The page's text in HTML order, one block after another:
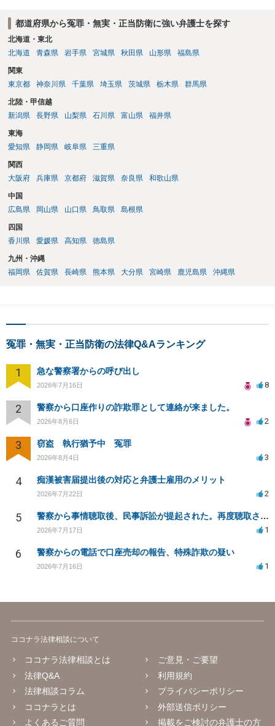
都道府県から冤罪・無実・正当防衛に強い弁護士を探す
北海道・東北
北海道
青森県 岩手県 宮城県 秋田県 山形県 福島県
関東
東京都
神奈川県 千葉県 埼玉県 茨城県 栃木県 群馬県
北陸・甲信越
新潟県
長野県 山梨県 石川県 富山県 福井県
東海
愛知県
静岡県 岐阜県 三重県
関西
大阪府
兵庫県 京都府 滋賀県 奈良県 和歌山県
中国
広島県
岡山県 山口県 鳥取県 島根県
四国
香川県
愛媛県 高知県 徳島県
九州・沖縄
福岡県
佐賀県 長崎県 熊本県 大分県 宮崎県 鹿児島県 沖縄県
冤罪・無実・正当防衛の法律Q&Aランキング
1 急な警察署からの呼び出し
2026年7月16日 8
2 警察から口座作りの詐欺罪として連絡が来ました。
2026年8月6日 2
3 窃盗 執行猶予中 冤罪
2026年8月4日 3
4 痴漢被害届提出後の対応と弁護士雇用のメリット
2026年7月22日 2
5 警察から事情聴取後、民事訴訟が提起された。再度聴取される可能性は？
2026年7月17日 1
6 警察からの電話で口座売却の報告、特殊詐欺の疑い
2026年7月16日 1
ココナラ法律相談について
ココナラ法律相談とは
法律Q&A
法律相談コラム
ココナラとは
よくあるご質問
ご意見・ご要望
利用規約
プライバシーポリシー
外部送信ポリシー
掲載をご検討の弁護士の方